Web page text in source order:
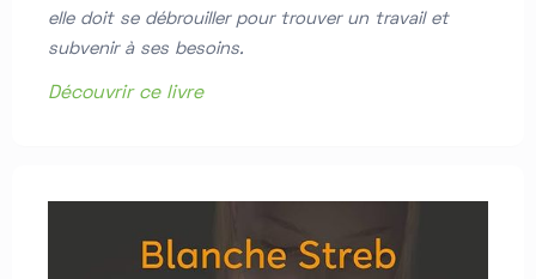
elle doit se débrouiller pour trouver un travail et
subvenir à ses besoins.
Découvrir ce livre